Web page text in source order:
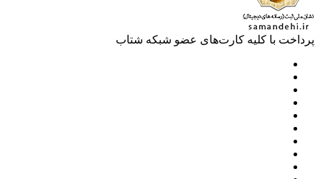
با کلیه کارت‌های عضو شبکه شتاب